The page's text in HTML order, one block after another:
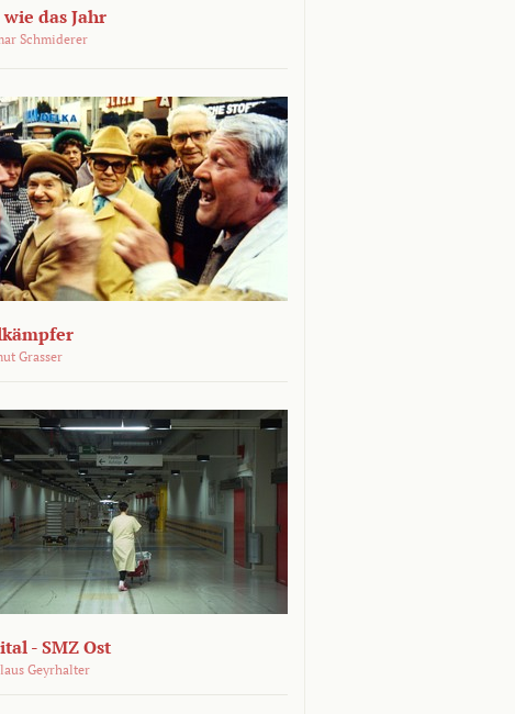
das Jahr
Schmiderer
Grasser
- SMZ Ost
Geyrhalter